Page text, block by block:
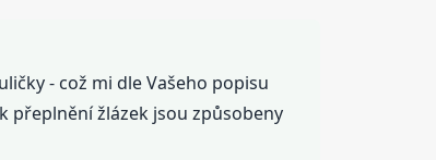
- což mi dle Vašeho popisu
přeplnění žlázek jsou způsobeny